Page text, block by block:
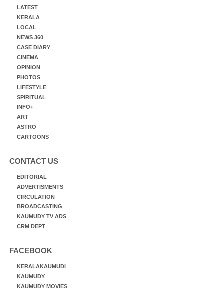
LATEST
KERALA
LOCAL
NEWS 360
CASE DIARY
CINEMA
OPINION
PHOTOS
LIFESTYLE
SPIRITUAL
INFO+
ART
ASTRO
CARTOONS
CONTACT US
EDITORIAL
ADVERTISMENTS
CIRCULATION
BROADCASTING
KAUMUDY TV ADS
CRM DEPT
FACEBOOK
KERALAKAUMUDI
KAUMUDY
KAUMUDY MOVIES